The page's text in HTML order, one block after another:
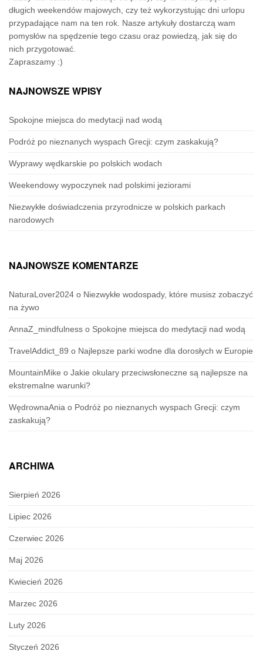
długich weekendów majowych, czy też wykorzystując dni urlopu
przypadające nam na ten rok. Nasze artykuły dostarczą wam
pomysłów na spędzenie tego czasu oraz powiedzą, jak się do
nich przygotować.
Zapraszamy :)
NAJNOWSZE WPISY
Spokojne miejsca do medytacji nad wodą
Podróż po nieznanych wyspach Grecji: czym zaskakują?
Wyprawy wędkarskie po polskich wodach
Weekendowy wypoczynek nad polskimi jeziorami
Niezwykłe doświadczenia przyrodnicze w polskich parkach
narodowych
NAJNOWSZE KOMENTARZE
NaturaLover2024 o Niezwykłe wodospady, które musisz zobaczyć
na żywo
AnnaZ_mindfulness o Spokojne miejsca do medytacji nad wodą
TravelAddict_89 o Najlepsze parki wodne dla dorosłych w Europie
MountainMike o Jakie okulary przeciwsłoneczne są najlepsze na
ekstremalne warunki?
WędrownaAnia o Podróż po nieznanych wyspach Grecji: czym
zaskakują?
ARCHIWA
Sierpień 2026
Lipiec 2026
Czerwiec 2026
Maj 2026
Kwiecień 2026
Marzec 2026
Luty 2026
Styczeń 2026